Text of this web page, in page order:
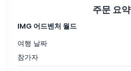
주문 요약
IMG 어드벤처 월드
여행 날짜
참가자